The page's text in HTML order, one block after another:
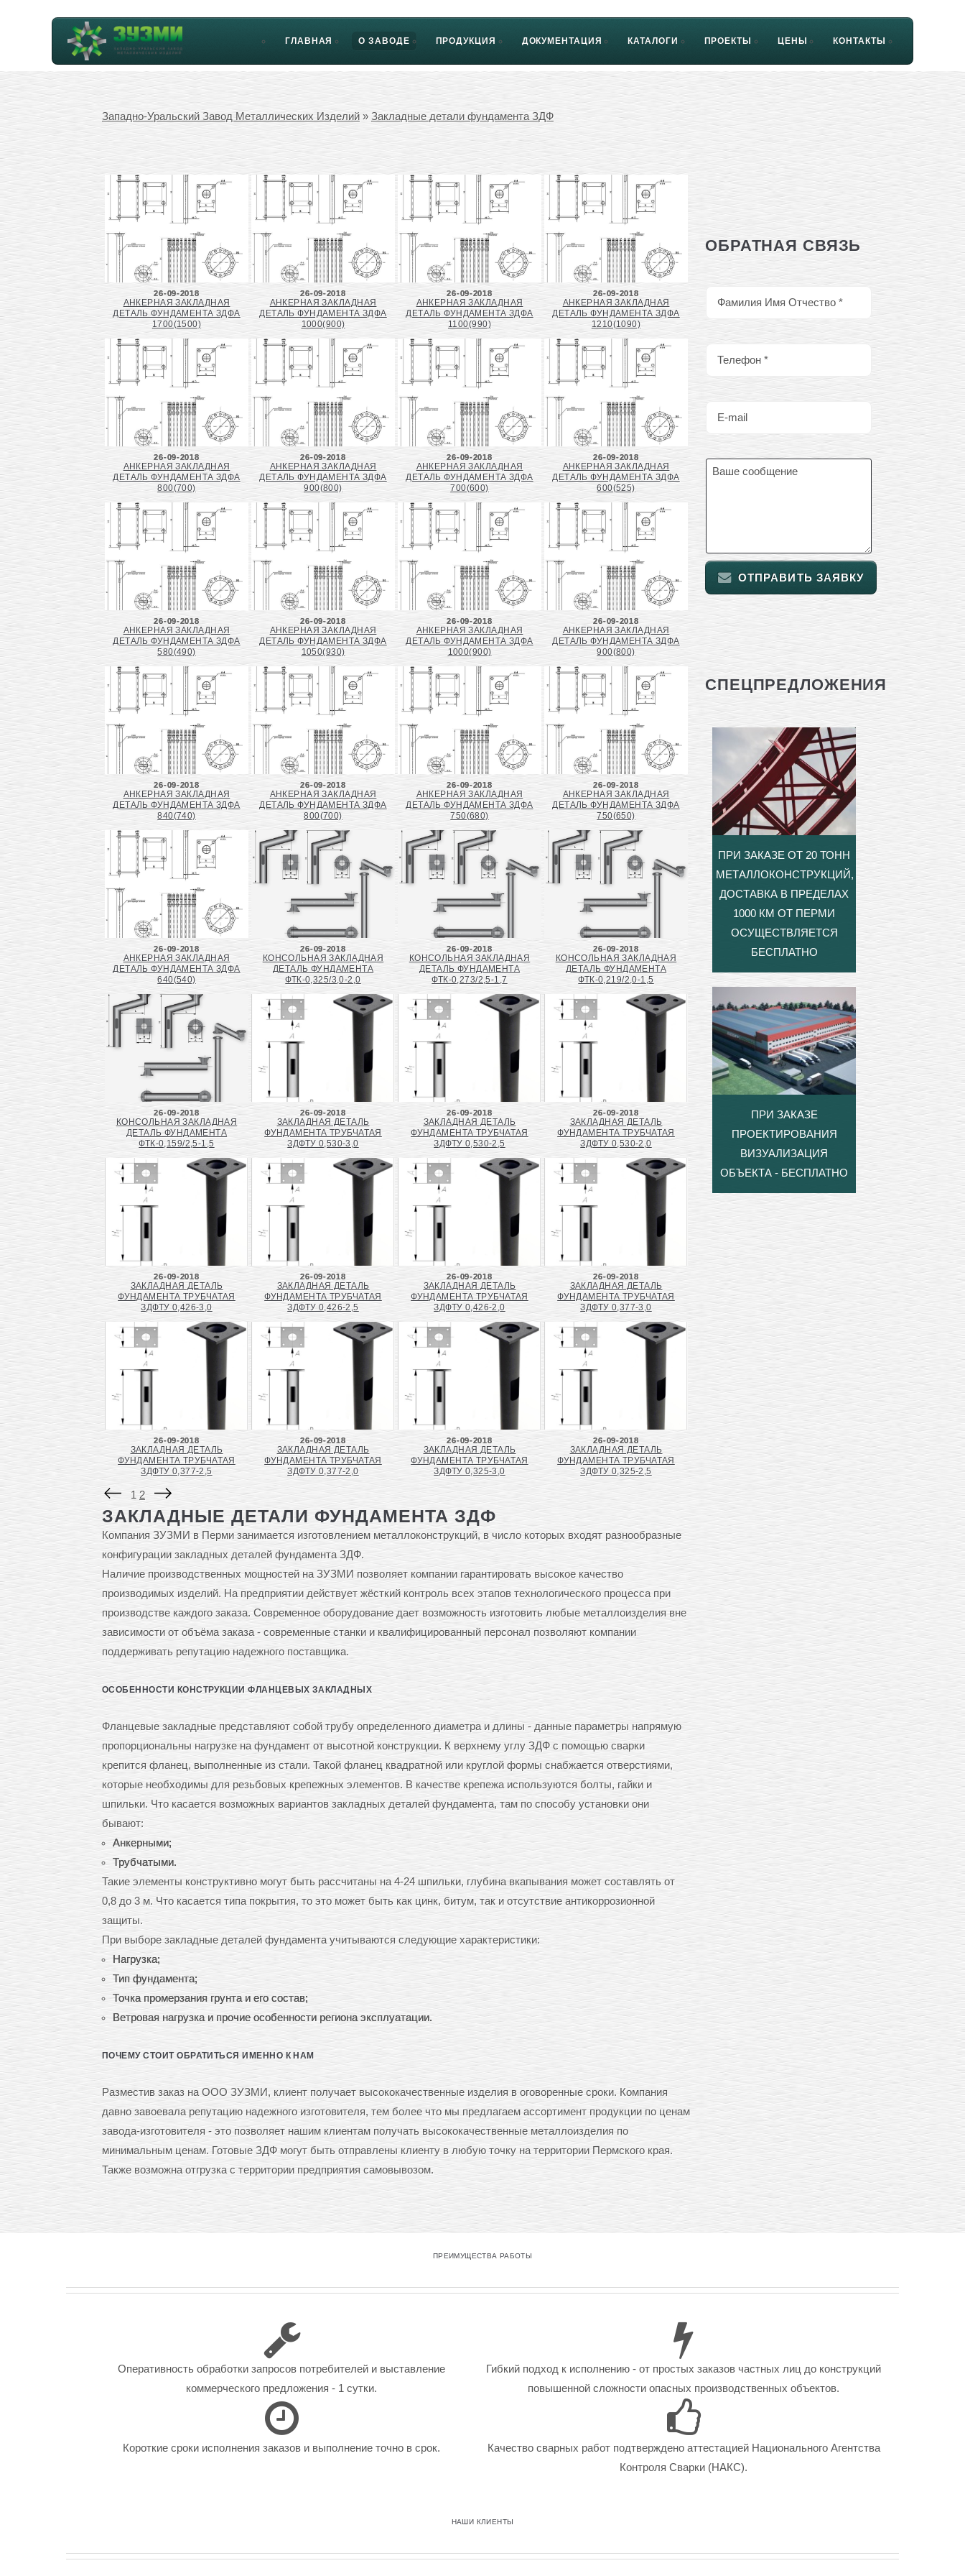
ГЛАВНАЯ О ЗАВОДЕ ПРОДУКЦИЯ ДОКУМЕНТАЦИЯ КАТАЛОГИ ПРОЕКТЫ ЦЕНЫ КОНТАКТЫ
Западно-Уральский Завод Металлических Изделий » Закладные детали фундамента ЗДФ
26-09-2018
АНКЕРНАЯ ЗАКЛАДНАЯ
ДЕТАЛЬ ФУНДАМЕНТА ЗДФА
1700(1500)
26-09-2018
АНКЕРНАЯ ЗАКЛАДНАЯ
ДЕТАЛЬ ФУНДАМЕНТА ЗДФА
1000(900)
26-09-2018
АНКЕРНАЯ ЗАКЛАДНАЯ
ДЕТАЛЬ ФУНДАМЕНТА ЗДФА
1100(990)
26-09-2018
АНКЕРНАЯ ЗАКЛАДНАЯ
ДЕТАЛЬ ФУНДАМЕНТА ЗДФА
1210(1090)
26-09-2018
АНКЕРНАЯ ЗАКЛАДНАЯ
ДЕТАЛЬ ФУНДАМЕНТА ЗДФА
800(700)
26-09-2018
АНКЕРНАЯ ЗАКЛАДНАЯ
ДЕТАЛЬ ФУНДАМЕНТА ЗДФА
900(800)
26-09-2018
АНКЕРНАЯ ЗАКЛАДНАЯ
ДЕТАЛЬ ФУНДАМЕНТА ЗДФА
700(600)
26-09-2018
АНКЕРНАЯ ЗАКЛАДНАЯ
ДЕТАЛЬ ФУНДАМЕНТА ЗДФА
600(525)
26-09-2018
АНКЕРНАЯ ЗАКЛАДНАЯ
ДЕТАЛЬ ФУНДАМЕНТА ЗДФА
580(490)
26-09-2018
АНКЕРНАЯ ЗАКЛАДНАЯ
ДЕТАЛЬ ФУНДАМЕНТА ЗДФА
1050(930)
26-09-2018
АНКЕРНАЯ ЗАКЛАДНАЯ
ДЕТАЛЬ ФУНДАМЕНТА ЗДФА
1000(900)
26-09-2018
АНКЕРНАЯ ЗАКЛАДНАЯ
ДЕТАЛЬ ФУНДАМЕНТА ЗДФА
900(800)
26-09-2018
АНКЕРНАЯ ЗАКЛАДНАЯ
ДЕТАЛЬ ФУНДАМЕНТА ЗДФА
840(740)
26-09-2018
АНКЕРНАЯ ЗАКЛАДНАЯ
ДЕТАЛЬ ФУНДАМЕНТА ЗДФА
800(700)
26-09-2018
АНКЕРНАЯ ЗАКЛАДНАЯ
ДЕТАЛЬ ФУНДАМЕНТА ЗДФА
750(680)
26-09-2018
АНКЕРНАЯ ЗАКЛАДНАЯ
ДЕТАЛЬ ФУНДАМЕНТА ЗДФА
750(650)
26-09-2018
АНКЕРНАЯ ЗАКЛАДНАЯ
ДЕТАЛЬ ФУНДАМЕНТА ЗДФА
640(540)
26-09-2018
КОНСОЛЬНАЯ ЗАКЛАДНАЯ
ДЕТАЛЬ ФУНДАМЕНТА
ФТК-0,325/3,0-2,0
26-09-2018
КОНСОЛЬНАЯ ЗАКЛАДНАЯ
ДЕТАЛЬ ФУНДАМЕНТА
ФТК-0,273/2,5-1,7
26-09-2018
КОНСОЛЬНАЯ ЗАКЛАДНАЯ
ДЕТАЛЬ ФУНДАМЕНТА
ФТК-0,219/2,0-1,5
26-09-2018
КОНСОЛЬНАЯ ЗАКЛАДНАЯ
ДЕТАЛЬ ФУНДАМЕНТА
ФТК-0,159/2,5-1,5
26-09-2018
ЗАКЛАДНАЯ ДЕТАЛЬ
ФУНДАМЕНТА ТРУБЧАТАЯ
ЗДФТУ 0,530-3,0
26-09-2018
ЗАКЛАДНАЯ ДЕТАЛЬ
ФУНДАМЕНТА ТРУБЧАТАЯ
ЗДФТУ 0,530-2,5
26-09-2018
ЗАКЛАДНАЯ ДЕТАЛЬ
ФУНДАМЕНТА ТРУБЧАТАЯ
ЗДФТУ 0,530-2,0
26-09-2018
ЗАКЛАДНАЯ ДЕТАЛЬ
ФУНДАМЕНТА ТРУБЧАТАЯ
ЗДФТУ 0,426-3,0
26-09-2018
ЗАКЛАДНАЯ ДЕТАЛЬ
ФУНДАМЕНТА ТРУБЧАТАЯ
ЗДФТУ 0,426-2,5
26-09-2018
ЗАКЛАДНАЯ ДЕТАЛЬ
ФУНДАМЕНТА ТРУБЧАТАЯ
ЗДФТУ 0,426-2,0
26-09-2018
ЗАКЛАДНАЯ ДЕТАЛЬ
ФУНДАМЕНТА ТРУБЧАТАЯ
ЗДФТУ 0,377-3,0
26-09-2018
ЗАКЛАДНАЯ ДЕТАЛЬ
ФУНДАМЕНТА ТРУБЧАТАЯ
ЗДФТУ 0,377-2,5
26-09-2018
ЗАКЛАДНАЯ ДЕТАЛЬ
ФУНДАМЕНТА ТРУБЧАТАЯ
ЗДФТУ 0,377-2,0
26-09-2018
ЗАКЛАДНАЯ ДЕТАЛЬ
ФУНДАМЕНТА ТРУБЧАТАЯ
ЗДФТУ 0,325-3,0
26-09-2018
ЗАКЛАДНАЯ ДЕТАЛЬ
ФУНДАМЕНТА ТРУБЧАТАЯ
ЗДФТУ 0,325-2,5
1 2
ЗАКЛАДНЫЕ ДЕТАЛИ ФУНДАМЕНТА ЗДФ
Компания ЗУЗМИ в Перми занимается изготовлением металлоконструкций, в число которых входят разнообразные
конфигурации закладных деталей фундамента ЗДФ.
Наличие производственных мощностей на ЗУЗМИ позволяет компании гарантировать высокое качество
производимых изделий. На предприятии действует жёсткий контроль всех этапов технологического процесса при
производстве каждого заказа. Современное оборудование дает возможность изготовить любые металлоизделия вне
зависимости от объёма заказа - современные станки и квалифицированный персонал позволяют компании
поддерживать репутацию надежного поставщика.
ОСОБЕННОСТИ КОНСТРУКЦИИ ФЛАНЦЕВЫХ ЗАКЛАДНЫХ
Фланцевые закладные представляют собой трубу определенного диаметра и длины - данные параметры напрямую
пропорциональны нагрузке на фундамент от высотной конструкции. К верхнему углу ЗДФ с помощью сварки
крепится фланец, выполненные из стали. Такой фланец квадратной или круглой формы снабжается отверстиями,
которые необходимы для резьбовых крепежных элементов. В качестве крепежа используются болты, гайки и
шпильки. Что касается возможных вариантов закладных деталей фундамента, там по способу установки они
бывают:
Анкерными;
Трубчатыми.
Такие элементы конструктивно могут быть рассчитаны на 4-24 шпильки, глубина вкапывания может составлять от
0,8 до 3 м. Что касается типа покрытия, то это может быть как цинк, битум, так и отсутствие антикоррозионной
защиты.
При выборе закладные деталей фундамента учитываются следующие характеристики:
Нагрузка;
Тип фундамента;
Точка промерзания грунта и его состав;
Ветровая нагрузка и прочие особенности региона эксплуатации.
ПОЧЕМУ СТОИТ ОБРАТИТЬСЯ ИМЕННО К НАМ
Разместив заказ на ООО ЗУЗМИ, клиент получает высококачественные изделия в оговоренные сроки. Компания
давно завоевала репутацию надежного изготовителя, тем более что мы предлагаем ассортимент продукции по ценам
завода-изготовителя - это позволяет нашим клиентам получать высококачественные металлоизделия по
минимальным ценам. Готовые ЗДФ могут быть отправлены клиенту в любую точку на территории Пермского края.
Также возможна отгрузка с территории предприятия самовывозом.
ОБРАТНАЯ СВЯЗЬ
ОТПРАВИТЬ ЗАЯВКУ
СПЕЦПРЕДЛОЖЕНИЯ
ПРИ ЗАКАЗЕ ОТ 20 ТОНН
МЕТАЛЛОКОНСТРУКЦИЙ,
ДОСТАВКА В ПРЕДЕЛАХ
1000 КМ ОТ ПЕРМИ
ОСУЩЕСТВЛЯЕТСЯ
БЕСПЛАТНО
ПРИ ЗАКАЗЕ
ПРОЕКТИРОВАНИЯ
ВИЗУАЛИЗАЦИЯ
ОБЪЕКТА - БЕСПЛАТНО
ПРЕИМУЩЕСТВА РАБОТЫ
Оперативность обработки запросов потребителей и выставление
коммерческого предложения - 1 сутки.
Гибкий подход к исполнению - от простых заказов частных лиц до конструкций
повышенной сложности опасных производственных объектов.
Короткие сроки исполнения заказов и выполнение точно в срок.
Качество сварных работ подтверждено аттестацией Национального Агентства
Контроля Сварки (НАКС).
НАШИ КЛИЕНТЫ